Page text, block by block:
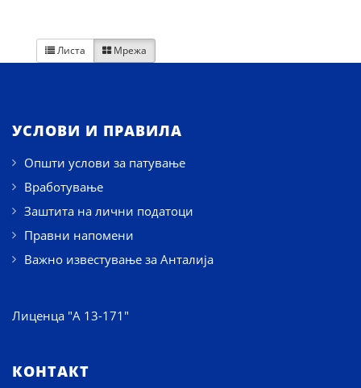
Листа Мрежа
УСЛОВИ И ПРАВИЛА
Општи услови за патување
Вработување
Заштита на лични податоци
Правни напомени
Важно известување за Анталија
Лиценца "А 13-171"
КОНТАКТ